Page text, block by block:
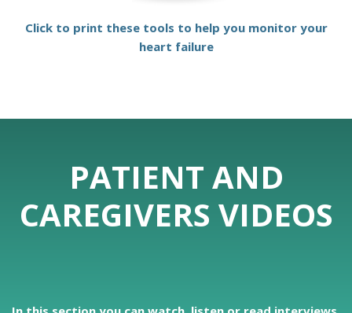
Click to print these tools to help you monitor your
heart failure
PATIENT AND
CAREGIVERS VIDEOS